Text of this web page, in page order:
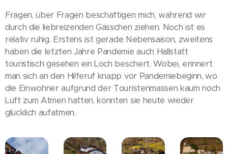
Fragen, über Fragen beschäftigen mich, während wir
durch die liebreizenden Gässchen ziehen. Noch ist es
relativ ruhig. Erstens ist gerade Nebensaison, zweitens
haben die letzten Jahre Pandemie auch Hallstatt
touristisch gesehen ein Loch beschert. Wobei, erinnert
man sich an den Hilferuf knapp vor Pandemiebeginn, wo
die Einwohner aufgrund der Touristenmassen kaum noch
Luft zum Atmen hatten, könnten sie heute wieder
glücklich aufatmen.